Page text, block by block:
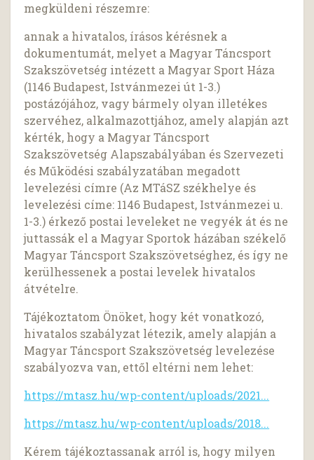
megküldeni részemre:
annak a hivatalos, írásos kérésnek a
dokumentumát, melyet a Magyar Táncsport
Szakszövetség intézett a Magyar Sport Háza
(1146 Budapest, Istvánmezei út 1-3.)
postázójához, vagy bármely olyan illetékes
szervéhez, alkalmazottjához, amely alapján azt
kérték, hogy a Magyar Táncsport
Szakszövetség Alapszabályában és Szervezeti
és Működési szabályzatában megadott
levelezési címre (Az MTáSZ székhelye és
levelezési címe: 1146 Budapest, Istvánmezei u.
1-3.) érkező postai leveleket ne vegyék át és ne
juttassák el a Magyar Sportok házában székelő
Magyar Táncsport Szakszövetséghez, és így ne
kerülhessenek a postai levelek hivatalos
átvételre.
Tájékoztatom Önöket, hogy két vonatkozó,
hivatalos szabályzat létezik, amely alapján a
Magyar Táncsport Szakszövetség levelezése
szabályozva van, ettől eltérni nem lehet:
https://mtasz.hu/wp-content/uploads/2021...
https://mtasz.hu/wp-content/uploads/2018...
Kérem tájékoztassanak arról is, hogy milyen